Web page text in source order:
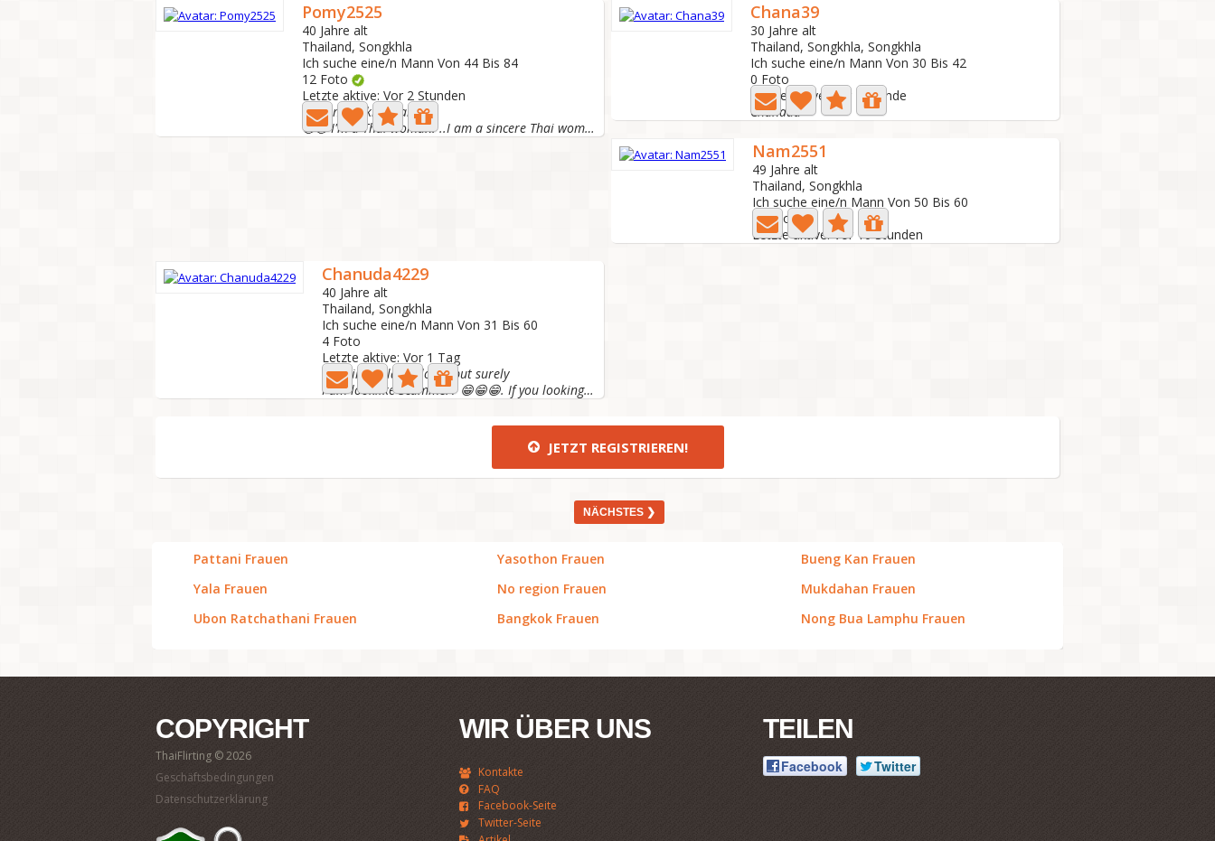
Pomy2525
40 Jahre alt
Thailand, Songkhla
Ich suche eine/n Mann Von 44 Bis 84
12 Foto
Letzte aktive: Vor 2 Stunden
🥰 I am looking partner
🙂😌 I'm a Thai woman. ..I am a sincere Thai woman who is...
Chana39
30 Jahre alt
Thailand, Songkhla, Songkhla
Ich suche eine/n Mann Von 30 Bis 42
0 Foto
Letzte aktive: Vor 1 Stunde
Chanaaa
Nam2551
49 Jahre alt
Thailand, Songkhla
Ich suche eine/n Mann Von 50 Bis 60
4 Foto
Letzte aktive: Vor 10 Stunden
Chanuda4229
40 Jahre alt
Thailand, Songkhla
Ich suche eine/n Mann Von 31 Bis 60
4 Foto
Letzte aktive: Vor 1 Tag
Just simple lady.Slowly but surely
I am looklike Scammer? 😁😁😁. If you looking sexy lady. You...
JETZT REGISTRIEREN!
NÄCHSTES ❯
Pattani Frauen
Yala Frauen
Ubon Ratchathani Frauen
Yasothon Frauen
No region Frauen
Bangkok Frauen
Bueng Kan Frauen
Mukdahan Frauen
Nong Bua Lamphu Frauen
COPYRIGHT
ThaiFlirting © 2026
Geschäftsbedingungen
Datenschutzerklärung
WIR ÜBER UNS
Kontakte
FAQ
Facebook-Seite
Twitter-Seite
TEILEN
Facebook Twitter